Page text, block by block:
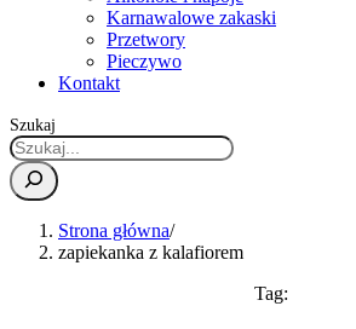
Karnawalowe zakaski
Przetwory
Pieczywo
Kontakt
Szukaj
Strona główna/
zapiekanka z kalafiorem
Tag: